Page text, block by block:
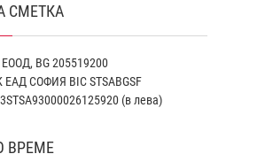
СМЕТКА
BG 205519200
СОФИЯ BIC STSABGSF
(в лева)
ВРЕМЕ